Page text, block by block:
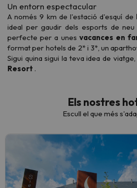
Un entorn espectacular
A només 9 km de l'estació d'esquí de
ideal per gaudir dels esports de
perfecte per a unes vacances en
format per hotels de 2* i 3*, un
Sigui quina sigui la teva idea de
Resort .
Els nostres
Escull el que més